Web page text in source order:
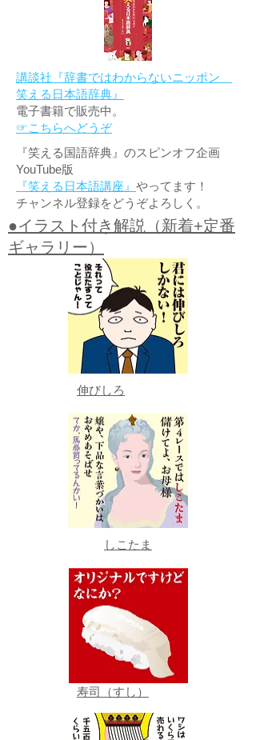
講談社『辞書ではわからないニッポン
笑える日本語辞典』
電子書籍で販売中。
☞こちらへどうぞ
『笑える国語辞典』のスピンオフ企画
YouTube版
『笑える日本語講座』 やってます！
チャンネル登録をどうぞよろしく。
●イラスト付き解説（新着+定番
ギャラリー）
伸びしろ
しこたま
寿司（すし）